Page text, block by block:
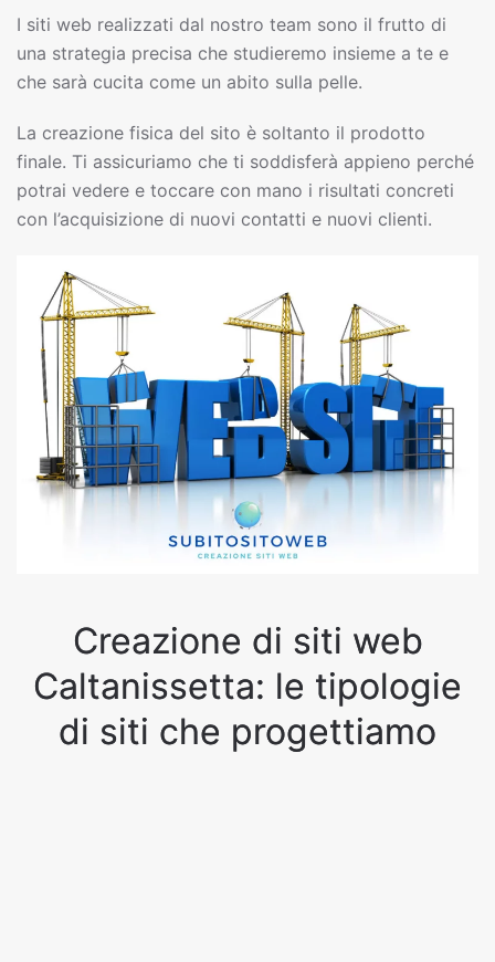
I siti web realizzati dal nostro team sono il frutto di
una strategia precisa che studieremo insieme a te e
che sarà cucita come un abito sulla pelle.
La creazione fisica del sito è soltanto il prodotto
finale. Ti assicuriamo che ti soddisferà appieno perché
potrai vedere e toccare con mano i risultati concreti
con l’acquisizione di nuovi contatti e nuovi clienti.
Creazione di siti web
Caltanissetta: le tipologie
di siti che progettiamo